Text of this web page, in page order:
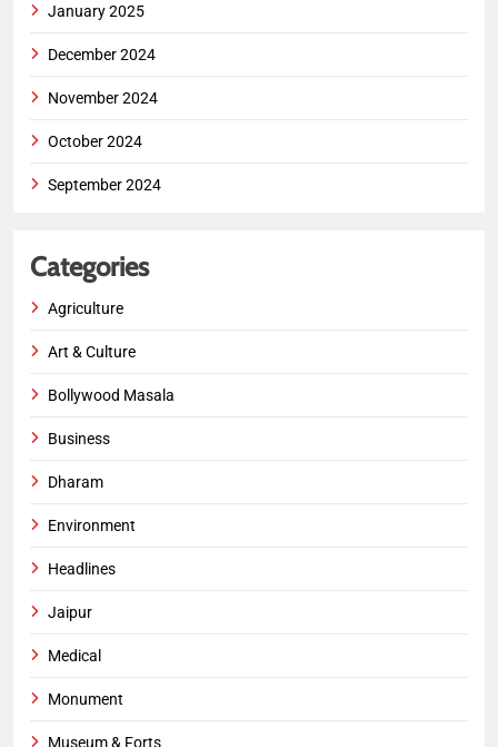
January 2025
December 2024
November 2024
October 2024
September 2024
Categories
Agriculture
Art & Culture
Bollywood Masala
Business
Dharam
Environment
Headlines
Jaipur
Medical
Monument
Museum & Forts